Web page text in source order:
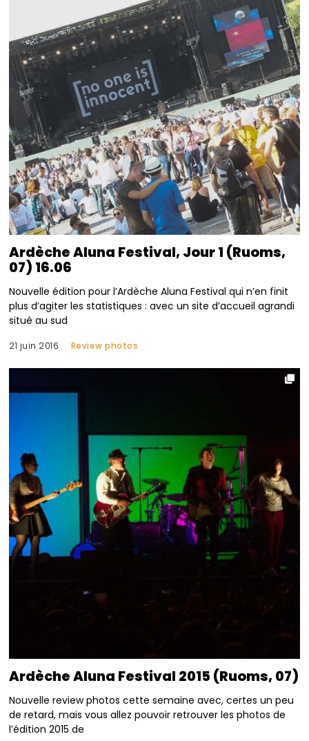
Ardèche Aluna Festival, Jour 1 (Ruoms,
07) 16.06
Nouvelle édition pour l’Ardèche Aluna Festival qui n’en finit
plus d’agiter les statistiques : avec un site d’accueil agrandi
situé au sud
21 juin 2016 Review photos
Ardèche Aluna Festival 2015 (Ruoms, 07)
Nouvelle review photos cette semaine avec, certes un peu
de retard, mais vous allez pouvoir retrouver les photos de
l’édition 2015 de